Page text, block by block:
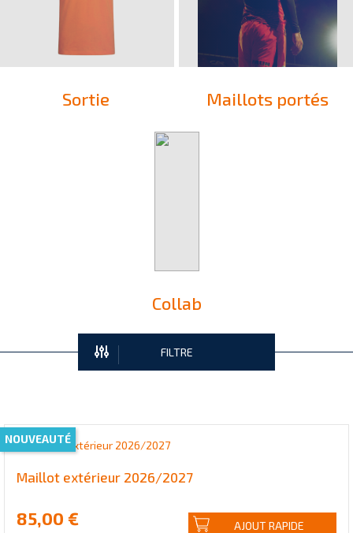
Sortie Maillots portés
Collab
FILTRE
Maillot extérieur 2026/2027
85,00 € AJOUT RAPIDE
NOUVEAUTÉ